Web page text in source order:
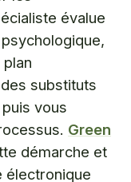
préparer
évalue
substituts
vous
Green
démarche et
électronique